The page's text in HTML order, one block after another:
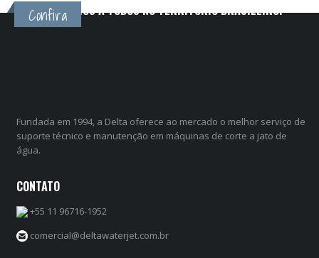
Confira
Fundada em 1994, a Delta oferece ao mercado o melhor serviço de
suporte técnico e manutenção em máquinas de corte a jato de
água.
CONTATO
+55 11 96716-1952
comercial@deltawaterjet.com.br
ATENDEMOS A TODOS NO TERRITÓRIO BRASILEIRO!